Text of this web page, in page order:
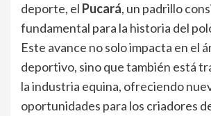
deporte, el Pucará, un padrillo
fundamental para la historia del
Este avance no solo impacta en el
deportivo, sino que también está
la industria equina, ofreciendo
oportunidades para los criadores